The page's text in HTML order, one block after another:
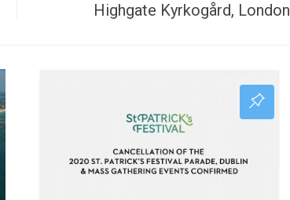
Highgate Kyrkogård, London